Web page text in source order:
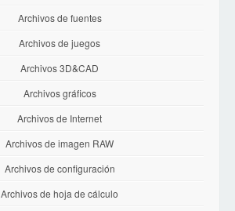
Archivos de fuentes
Archivos de juegos
Archivos 3D&CAD
Archivos gráficos
Archivos de Internet
Archivos de imagen RAW
Archivos de configuración
Archivos de hoja de cálculo